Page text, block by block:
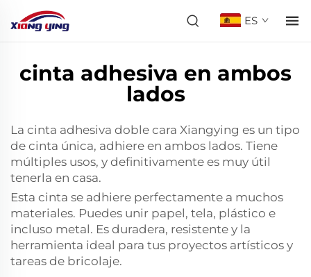
ES
cinta adhesiva en ambos
lados
La cinta adhesiva doble cara Xiangying es un tipo
de cinta única, adhiere en ambos lados. Tiene
múltiples usos, y definitivamente es muy útil
tenerla en casa.
Esta cinta se adhiere perfectamente a muchos
materiales. Puedes unir papel, tela, plástico e
incluso metal. Es duradera, resistente y la
herramienta ideal para tus proyectos artísticos y
tareas de bricolaje.